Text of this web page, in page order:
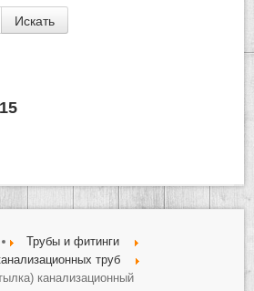
Трубы и фитинги
труб
канализационный